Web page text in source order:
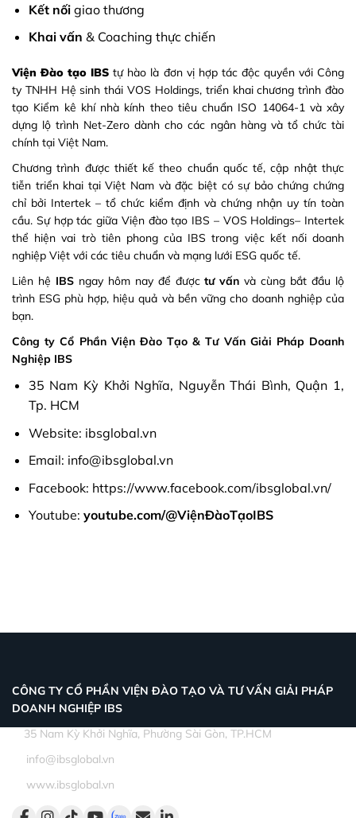
Kết nốigiao thương
Khai vấn & Coaching thực chiến
Viện Đào tạo IBS tự hào là đơn vị hợp tác độc quyền với Công
ty TNHH Hệ sinh thái VOS Holdings, triển khai chương trình đào
tạo Kiểm kê khí nhà kính theo tiêu chuẩn ISO 14064-1 và xây
dựng lộ trình Net-Zero dành cho các ngân hàng và tổ chức tài
chính tại Việt Nam.
Chương trình được thiết kế theo chuẩn quốc tế, cập nhật thực
tiễn triển khai tại Việt Nam và đặc biệt có sự bảo chứng chứng
chỉ bởi Intertek – tổ chức kiểm định và chứng nhận uy tín toàn
cầu. Sự hợp tác giữa Viện đào tạo IBS – VOS Holdings– Intertek
thể hiện vai trò tiên phong của IBS trong việc kết nối doanh
nghiệp Việt với các tiêu chuẩn và mạng lưới ESG quốc tế.
Liên hệ IBSngay hôm nay để đượctư vấn và cùng bắt đầu lộ
trình ESG phù hợp, hiệu quả và bền vững cho doanh nghiệp của
bạn.
Công ty Cổ Phần Viện Đào Tạo & Tư Vấn Giải Pháp Doanh
Nghiệp IBS
35 Nam Kỳ Khởi Nghĩa, Nguyễn Thái Bình, Quận 1,
Tp. HCM
Website: ibsglobal.vn
Email: info@ibsglobal.vn
Facebook: https://www.facebook.com/ibsglobal.vn/
Youtube: youtube.com/@ViệnĐàoTạoIBS
CÔNG TY CỔ PHẦN VIỆN ĐÀO TẠO VÀ TƯ VẤN GIẢI PHÁP
DOANH NGHIỆP IBS
35 Nam Kỳ Khởi Nghĩa, Phường Sài Gòn, TP.HCM
info@ibsglobal.vn
www.ibsglobal.vn